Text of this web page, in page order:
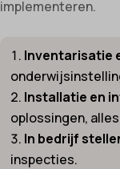
implementeren.
Inventarisatie
Installatie en
oplossingen,
In bedrijf
inspecties.